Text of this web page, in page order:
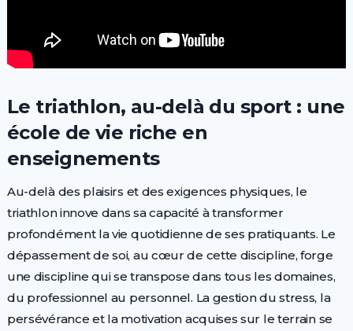
Le triathlon, au-delà du sport : une
école de vie riche en
enseignements
Au-delà des plaisirs et des exigences physiques, le
triathlon innove dans sa capacité à transformer
profondément la vie quotidienne de ses pratiquants. Le
dépassement de soi, au cœur de cette discipline, forge
une discipline qui se transpose dans tous les domaines,
du professionnel au personnel. La gestion du stress, la
persévérance et la motivation acquises sur le terrain se